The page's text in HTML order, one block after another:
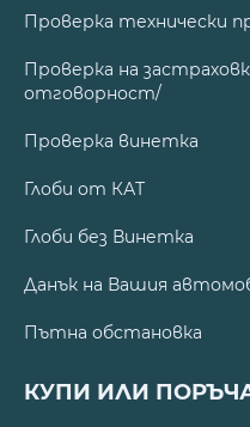
Проверка технически
Проверка на
отговорност/
Проверка винетка
Глоби от КАТ
Глоби без Винетка
Данък на Вашия
Пътна обстановка
КУПИ ИЛИ